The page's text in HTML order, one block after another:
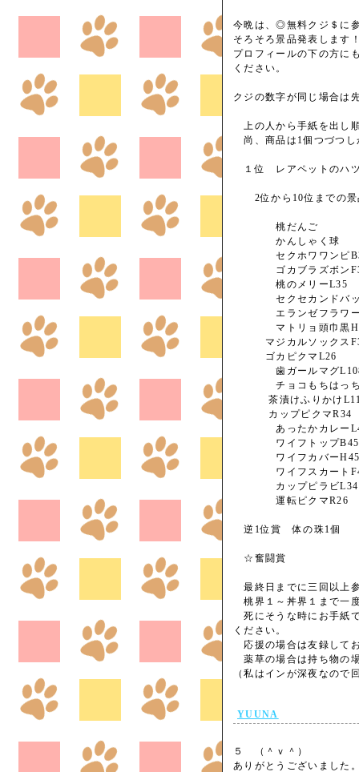
今晩は、◎無料クジ＄に
そろそろ景品発表します
プロフィールの下の方に
ください。
クジの数字が同じ場合は
上の人から手紙を出し
尚、商品は1個つづつし
１位 レアペットのハ
2位から10位までの景
桃だんご
かんしゃく球
セクホワワンピ
ゴカブラズボン
桃のメリーL35
セクセカンドバッ
エランゼフラワー
マトリョ頭巾黒
マジカルソックス
ゴカピクマL26
歯ガールマグ
チョコもちはっち
茶漬けふりかけ
カップピクマR34
あったかカレー
ワイフトップB45
ワイフカバー
ワイフスカート
カップピラビL34
運転ピクマR26
逆1位賞 体の珠1個
☆奮闘賞
最終日までに三回以上
桃界１～丼界１まで一
死にそうな時にお手紙
ください。
応援の場合は友録して
薬草の場合は持ち物の
（私はインが深夜なので
YUUNA
５ （＾ｖ＾）
ありがとうございまし